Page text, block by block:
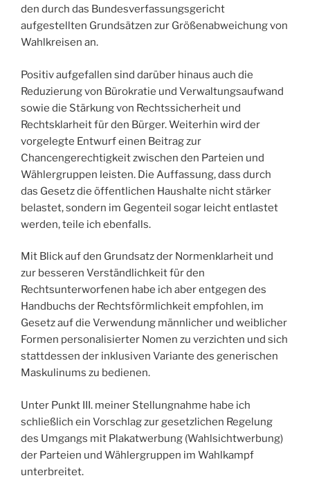
den durch das Bundesverfassungsgericht
aufgestellten Grundsätzen zur Größenabweichung von
Wahlkreisen an.
Positiv aufgefallen sind darüber hinaus auch die
Reduzierung von Bürokratie und Verwaltungsaufwand
sowie die Stärkung von Rechtssicherheit und
Rechtsklarheit für den Bürger. Weiterhin wird der
vorgelegte Entwurf einen Beitrag zur
Chancengerechtigkeit zwischen den Parteien und
Wählergruppen leisten. Die Auffassung, dass durch
das Gesetz die öffentlichen Haushalte nicht stärker
belastet, sondern im Gegenteil sogar leicht entlastet
werden, teile ich ebenfalls.
Mit Blick auf den Grundsatz der Normenklarheit und
zur besseren Verständlichkeit für den
Rechtsunterworfenen habe ich aber entgegen des
Handbuchs der Rechtsförmlichkeit empfohlen, im
Gesetz auf die Verwendung männlicher und weiblicher
Formen personalisierter Nomen zu verzichten und sich
stattdessen der inklusiven Variante des generischen
Maskulinums zu bedienen.
Unter Punkt III. meiner Stellungnahme habe ich
schließlich ein Vorschlag zur gesetzlichen Regelung
des Umgangs mit Plakatwerbung (Wahlsichtwerbung)
der Parteien und Wählergruppen im Wahlkampf
unterbreitet.